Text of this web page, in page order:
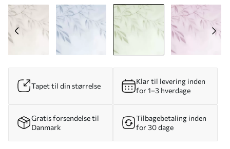
Tapet til din størrelse
Klar til levering inden
for 1–3 hverdage
Gratis forsendelse til
Danmark
Tilbagebetaling inden
for 30 dage